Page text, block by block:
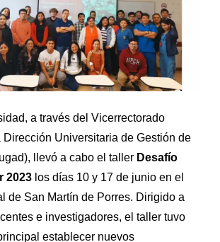
a través del Vicerrectorado
Dirección Universitaria de Gestión de
llevó a cabo el taller Desafío
2023 los días 10 y 17 de junio en el
de San Martín de Porres. Dirigido a
e investigadores, el taller tuvo
establecer nuevos